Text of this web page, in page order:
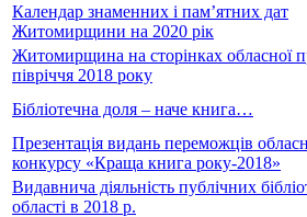
Календар знаменних і пам’ятних дат
Житомирщини на 2020 рік
Житомирщина на сторінках обласної
півріччя 2018 року
Бібліотечна доля – наче книга…
Презентація видань переможців
конкурсу «Краща книга року-2018»
Видавнича діяльність публічних
області в 2018 р.